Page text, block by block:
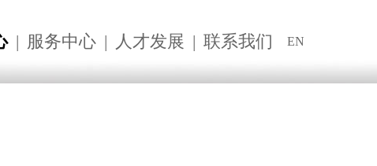
| 服务中心 | 人才发展 | 联系我们 EN